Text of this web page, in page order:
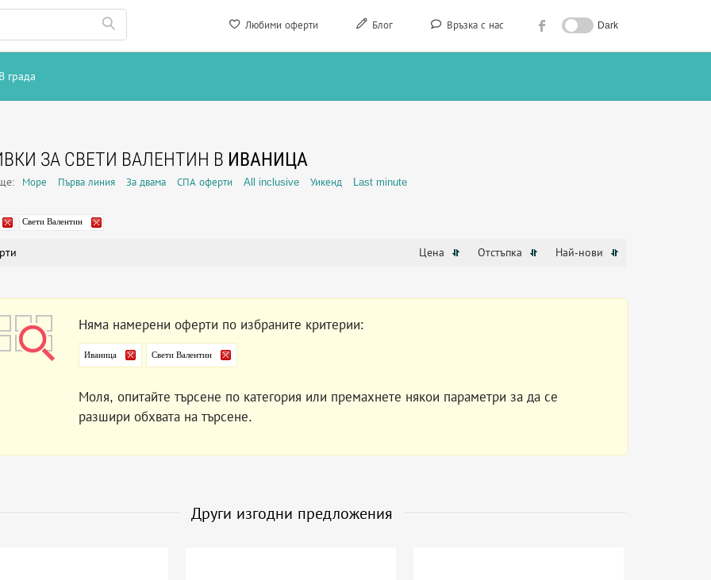
Любими оферти Блог Връзка с нас Dark
В града
ЗА СВЕТИ ВАЛЕНТИН В ИВАНИЦА
Море Първа линия За двама СПА оферти All inclusive Уикенд Last minute
Свети Валентин
Цена Отстъпка Най-нови
Няма намерени оферти по избраните критерии:
Иваница Свети Валентин
Моля, опитайте търсене по категория или премахнете някои параметри за да се
разшири обхвата на търсене.
Други изгодни предложения